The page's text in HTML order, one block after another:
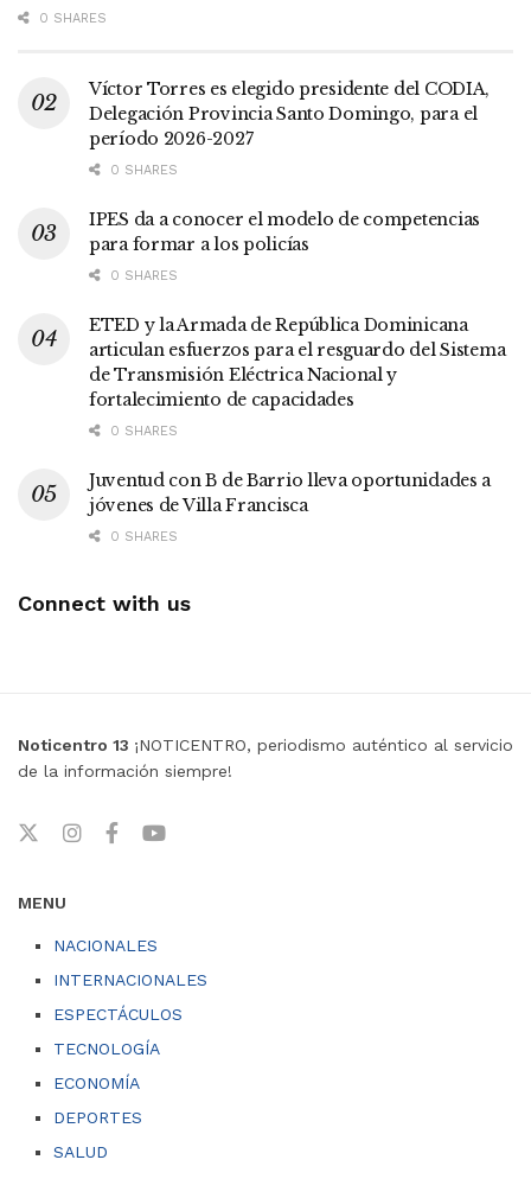
0 SHARES
Víctor Torres es elegido presidente del CODIA,
Delegación Provincia Santo Domingo, para el
período 2026-2027
0 SHARES
IPES da a conocer el modelo de competencias
para formar a los policías
0 SHARES
ETED y la Armada de República Dominicana
articulan esfuerzos para el resguardo del Sistema
de Transmisión Eléctrica Nacional y
fortalecimiento de capacidades
0 SHARES
Juventud con B de Barrio lleva oportunidades a
jóvenes de Villa Francisca
0 SHARES
Connect with us
Noticentro 13 ¡NOTICENTRO, periodismo auténtico al servicio
de la información siempre!
MENU
NACIONALES
INTERNACIONALES
ESPECTÁCULOS
TECNOLOGÍA
ECONOMÍA
DEPORTES
SALUD